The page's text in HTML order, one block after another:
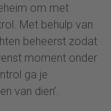
om met
Met behulp van
beheerst zodat
moment onder
ga je
van dien’.